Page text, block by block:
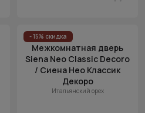
- 15% скидка
Межкомнатная дверь
Siena Neo Classic Decoro
/ Сиена Нео Классик
Декоро
Итальянский орех